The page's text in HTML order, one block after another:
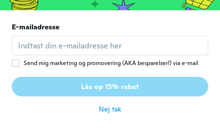
V Tilmeldt 2018 · 8 anmeldelser · 2 overførsler
foto,labai gražus,veikia.
for ca. 6 år siden
E Eduardo
Tilmeldt 2019 · 9 anmeldelser · 7 overførsler
Muy bueno
E-mailadresse
Send mig marketing og promovering (AKA besparelser!) via e-mail
Lås op 15% rabat
Nej tak